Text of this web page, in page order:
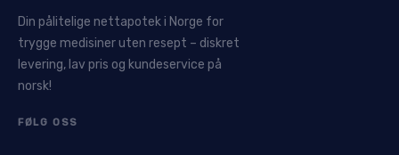
Din pålitelige nettapotek i Norge for
trygge medisiner uten resept – diskret
levering, lav pris og kundeservice på
norsk!
FØLG OSS